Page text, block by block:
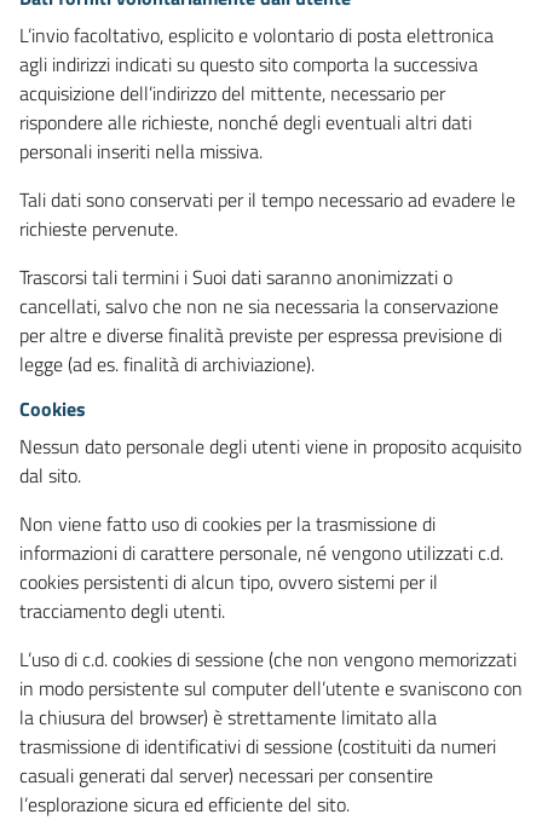
L’invio facoltativo, esplicito e volontario di posta elettronica
agli indirizzi indicati su questo sito comporta la successiva
acquisizione dell’indirizzo del mittente, necessario per
rispondere alle richieste, nonché degli eventuali altri dati
personali inseriti nella missiva.
Tali dati sono conservati per il tempo necessario ad evadere le
richieste pervenute.
Trascorsi tali termini i Suoi dati saranno anonimizzati o
cancellati, salvo che non ne sia necessaria la conservazione
per altre e diverse finalità previste per espressa previsione di
legge (ad es. finalità di archiviazione).
Cookies
Nessun dato personale degli utenti viene in proposito acquisito
dal sito.
Non viene fatto uso di cookies per la trasmissione di
informazioni di carattere personale, né vengono utilizzati c.d.
cookies persistenti di alcun tipo, ovvero sistemi per il
tracciamento degli utenti.
L’uso di c.d. cookies di sessione (che non vengono memorizzati
in modo persistente sul computer dell’utente e svaniscono con
la chiusura del browser) è strettamente limitato alla
trasmissione di identificativi di sessione (costituiti da numeri
casuali generati dal server) necessari per consentire
l’esplorazione sicura ed efficiente del sito.